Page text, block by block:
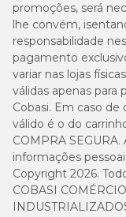
promoções, será
lhe convém,
responsabilidade
pagamento
variar nas lojas
válidas apenas
Cobasi. Em caso
válido é o do
COMPRA
informações
Copyright 2026.
COBASI